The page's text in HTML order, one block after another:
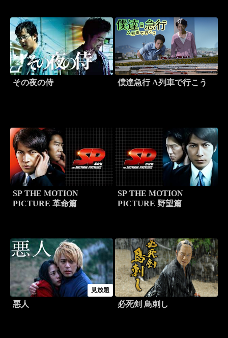
その夜の侍 僕達急行 A列車で行こう
SP THE MOTION
PICTURE 革命篇
SP THE MOTION
PICTURE 野望篇
見放題
悪人 必死剣 鳥刺し